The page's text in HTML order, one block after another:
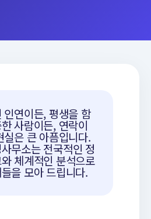
인연이든, 평생을 함
사람이든, 연락이
실은 큰 아픔입니다.
무소는 전국적인 정
체계적인 분석으로
을 모아 드립니다.